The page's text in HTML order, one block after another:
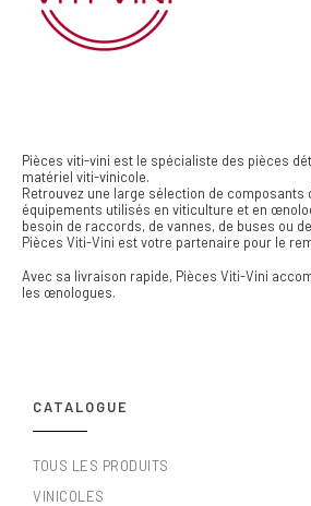
Pièces viti-vini est le spécialiste des pièces
matériel viti-vinicole.
Retrouvez une large sélection de composants
équipements utilisés en viticulture et en
besoin de raccords, de vannes, de buses ou
Pièces Viti-Vini est votre partenaire pour le
Avec sa livraison rapide, Pièces Viti-Vini
les œnologues.
CATALOGUE
TOUS LES PRODUITS
VINICOLES